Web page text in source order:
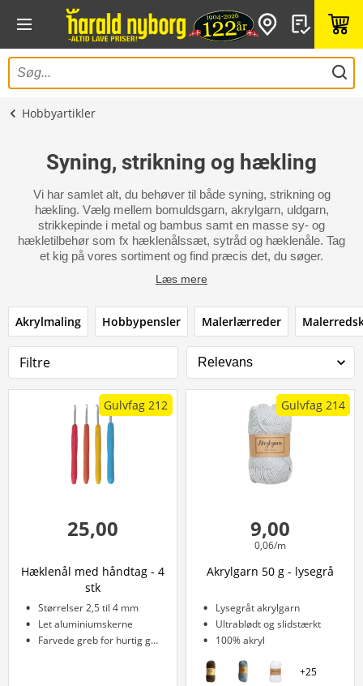
Hobbyartikler
Syning, strikning og hækling
Vi har samlet alt, du behøver til både syning, strikning og
hækling. Vælg mellem bomuldsgarn, akrylgarn, uldgarn,
strikkepinde i metal og bambus samt en masse sy- og
hækletilbehør som fx hæklenålssæt, sytråd og hæklenåle. Tag
et kig på vores sortiment og find præcis det, du søger.
Læs mere
Akrylmaling Hobbypensler Malerlærreder
Filtre
Gulvfag 212
25,00
Hæklenål med håndtag - 4
stk
Størrelser 2,5 til 4 mm
Let aluminiumskerne
Farvede greb for hurtig genkendelse
Gulvfag 214
9,00
0,06/m
Akrylgarn 50 g - lysegrå
Lysegråt akrylgarn
Ultrablødt og slidstærkt
100% akryl
+25